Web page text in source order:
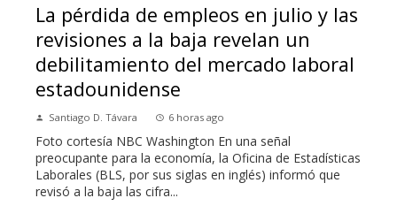
La pérdida de empleos en julio y las
revisiones a la baja revelan un
debilitamiento del mercado laboral
estadounidense
Santiago D. Távara 6 horas ago
Foto cortesía NBC Washington En una señal
preocupante para la economía, la Oficina de Estadísticas
Laborales (BLS, por sus siglas en inglés) informó que
revisó a la baja las cifra...